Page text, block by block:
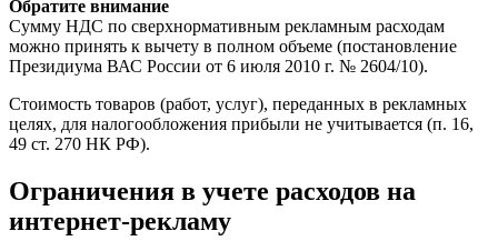
Обратите внимание
Сумму НДС по сверхнормативным рекламным расходам
можно принять к вычету в полном объеме (постановление
Президиума ВАС России от 6 июля 2010 г. № 2604/10).
Стоимость товаров (работ, услуг), переданных в рекламных
целях, для налогообложения прибыли не учитывается (п. 16,
49 ст. 270 НК РФ).
Ограничения в учете расходов на
интернет-рекламу